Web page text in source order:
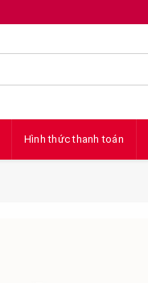
Hình thức thanh toán